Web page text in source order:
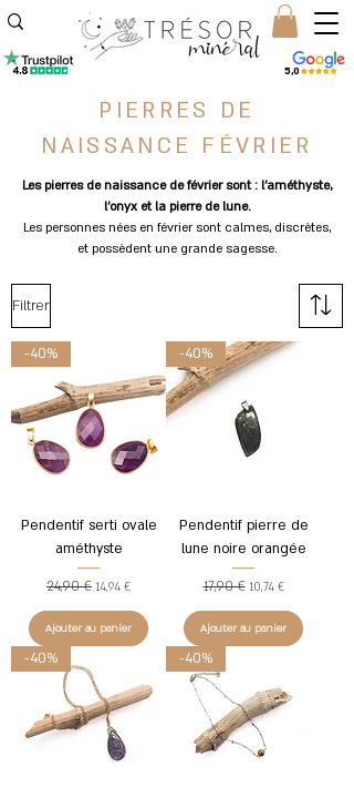
5,0
PIERRES DE
NAISSANCE FÉVRIER
Les pierres de naissance de février sont : l'améthyste,
l'onyx et la pierre de lune.
Les personnes nées en février sont calmes, discrètes,
et possèdent une grande sagesse.
Filtrer
-40%
Pendentif serti ovale
améthyste
Prix original
24,90 € Prix promotionnel
14,94 €
Ajouter au panier
-40%
Pendentif pierre de
lune noire orangée
Prix original
17,90 € Prix promotionnel
10,74 €
Ajouter au panier
-40% -40%